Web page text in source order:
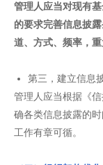
管理人应当对现有
的要求完善信息披
道、方式、频率，
第三，建立信息
管理人应当根据《
确各类信息披露的
工作有章可循。